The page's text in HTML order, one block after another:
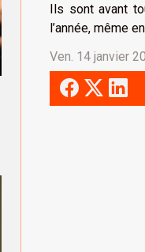
Ils sont avant
l’année, même
Ven. 14 janvier